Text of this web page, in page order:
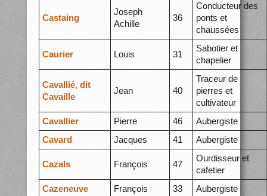
Castaing
Joseph
Achille
36
Conducteur des
ponts et
chaussées
Caurier Louis 31
Sabotier et
chapelier
Cavallié, dit
Cavaille
Jean 40
Traceur de
pierres et
cultivateur
Cavallier
Pierre 46
Aubergiste
Cavard
Jacques 41 Aubergiste
Cazals François 47
Ourdisseur et
cafetier
Cazeneuve
François 33 Aubergiste